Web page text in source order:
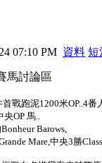
07:10 PM 資料 短
馬討論區
首戰跑泥1200米
央OP 馬..
Barows,
Mare,中央3勝